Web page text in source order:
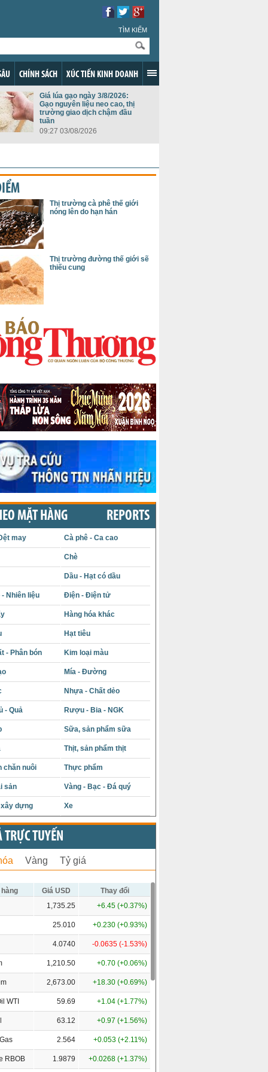
TÌM KIẾM
CHÍNH SÁCH XÚC TIẾN KINH DOANH
Giá lúa gạo ngày 3/8/2026:
Gạo nguyên liệu neo cao, thị
trường giao dịch chậm đầu
tuần
09:27 03/08/2026
Thị trường cà phê thế giới
nóng lên do hạn hán
Thị trường đường thế giới sẽ
thiếu cung
MẶT HÀNG REPORTS
may Cà phê - Ca cao
Chè
Dầu - Hạt có dầu
- Nhiên liệu Điện - Điện tử
Hàng hóa khác
Hạt tiêu
- Phân bón Kim loại màu
Mía - Đường
Nhựa - Chất dẻo
- Quả Rượu - Bia - NGK
Sữa, sản phẩm sữa
Thịt, sản phẩm thịt
chăn nuôi Thực phẩm
sản Vàng - Bạc - Đá quý
dựng Xe
TRỰC TUYẾN
Vàng Tỷ giá
Giá USD
Thay đổi
1,735.25 +6.45 (+0.37%)
25.010 +0.230 (+0.93%)
4.0740 -0.0635 (-1.53%)
1,210.50 +0.70 (+0.06%)
2,673.00 +18.30 (+0.69%)
WTI 59.69 +1.04 (+1.77%)
63.12 +0.97 (+1.56%)
2.564 +0.053 (+2.11%)
RBOB 1.9879 +0.0268 (+1.37%)